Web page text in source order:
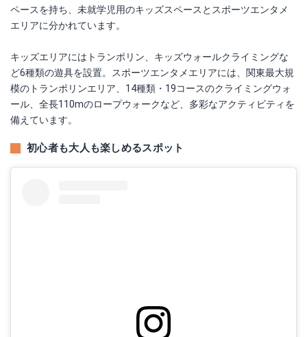
ペースを持ち、未就学児用のキッズスペースとスポーツエンタメ
エリアに分かれています。
キッズエリアにはトランポリン、キッズウォールクライミングな
ど6種類の遊具を設置。スポーツエンタメエリアには、関東最大規
模のトランポリンエリア、14種類・19コースのクライミングウォ
ール、全長110mのロープウォークなど、多彩なアクティビティを
備えています。
初心者も大人も楽しめるスポット